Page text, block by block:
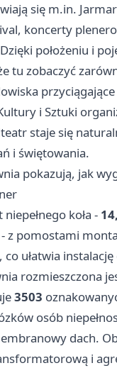
się m.in.
koncerty
położeniu i
tu zobaczyć
i Sztuki
staje się
i świętowania.
pokazują, jak
koła -
z pomostami
, co ułatwia
rozmieszczona
3503
osób
dach.
i